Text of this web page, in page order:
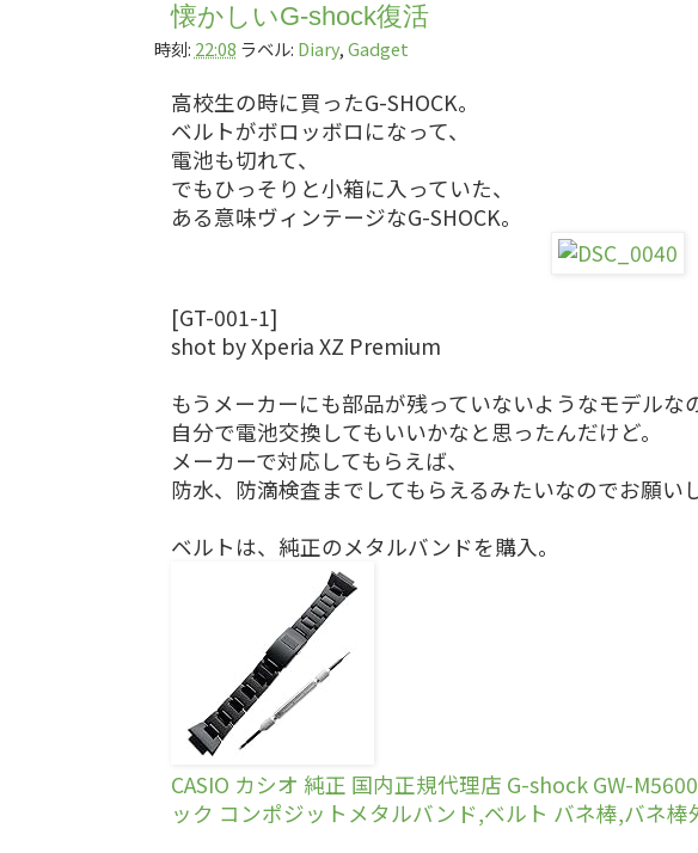
懐かしいG-shock復活
時刻: 22:08 ラベル: Diary,Gadget
高校生の時に買ったG-SHOCK。
ベルトがボロッボロになって、
電池も切れて、
でもひっそりと小箱に入っていた、
ある意味ヴィンテージなG-SHOCK。
[GT-001-1]
shot by Xperia XZ Premium
もうメーカーにも部品が残っていないようなモデルなの
自分で電池交換してもいいかなと思ったんだけど。
メーカーで対応してもらえば、
防水、防滴検査までしてもらえるみたいなのでお願い
ベルトは、純正のメタルバンドを購入。
CASIO カシオ 純正 国内正規代理店 G-shock GW-
ック コンポジットメタルバンド,ベルト バネ棒,バネ棒